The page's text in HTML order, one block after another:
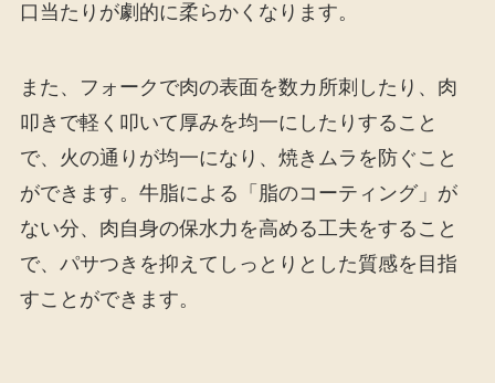
口当たりが劇的に柔らかくなります。
また、フォークで肉の表面を数カ所刺したり、肉
叩きで軽く叩いて厚みを均一にしたりすること
で、火の通りが均一になり、焼きムラを防ぐこと
ができます。牛脂による「脂のコーティング」が
ない分、肉自身の保水力を高める工夫をすること
で、パサつきを抑えてしっとりとした質感を目指
すことができます。